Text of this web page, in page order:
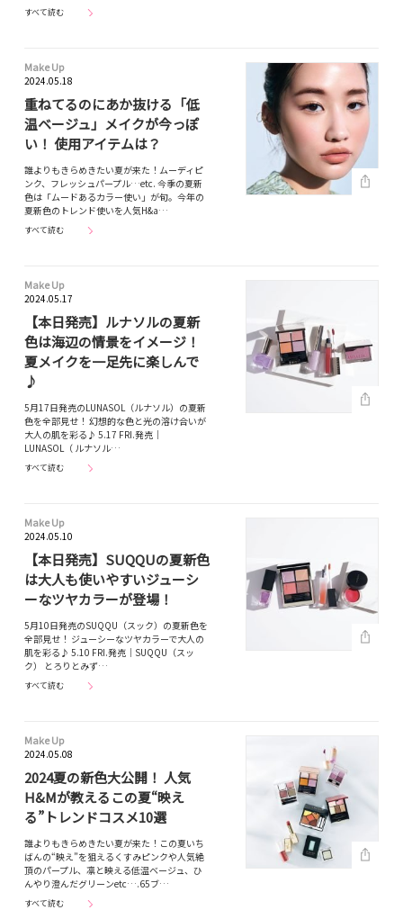
すべて読む
Make Up
2024.05.18
重ねてるのにあか抜ける「低
温ベージュ」メイクが今っぽ
い！ 使用アイテムは？
誰よりもきらめきたい夏が来た！ムーディピ
ンク、フレッシュパープル…etc. 今季の夏新
色は「ムードあるカラー使い」が旬。今年の
夏新色のトレンド使いを人気H&a…
すべて読む
Make Up
2024.05.17
【本日発売】ルナソルの夏新
色は海辺の情景をイメージ！
夏メイクを一足先に楽しんで
♪
5月17日発売のLUNASOL（ルナソル）の夏新
色を全部見せ！ 幻想的な色と光の溶け合いが
大人の肌を彩る♪ 5.17 FRI.発売｜
LUNASOL（ ルナソル…
すべて読む
Make Up
2024.05.10
【本日発売】SUQQUの夏新色
は大人も使いやすいジューシ
ーなツヤカラーが登場！
5月10日発売のSUQQU（スック）の夏新色を
全部見せ！ ジューシーなツヤカラーで大人の
肌を彩る♪ 5.10 FRI.発売｜SUQQU（スッ
ク） とろりとみず…
すべて読む
Make Up
2024.05.08
2024夏の新色大公開！ 人気
H&Mが教えるこの夏“映え
る”トレンドコスメ10選
誰よりもきらめきたい夏が来た！この夏いち
ばんの“映え”を狙えるくすみピンクや人気絶
頂のパープル、凛と映える低温ベージュ、ひ
んやり澄んだグリーンetc….65ブ…
すべて読む